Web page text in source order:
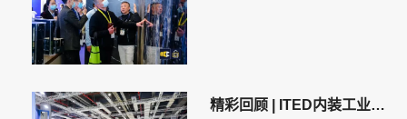
精彩回顾 | ITED内装工业化